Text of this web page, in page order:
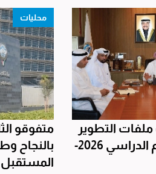
ملفات التطوير
والاستعداد للعام الدراسي 2026-
محليات
متفوقو
بالنجاح
المستقبل